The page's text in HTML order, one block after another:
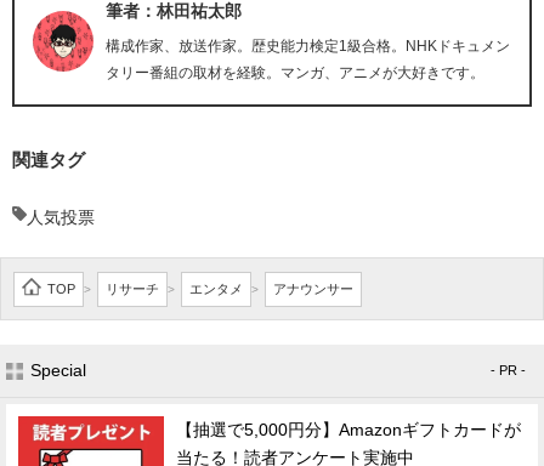
筆者：林田祐太郎
構成作家、放送作家。歴史能力検定1級合格。NHKドキュメン
タリー番組の取材を経験。マンガ、アニメが大好きです。
関連タグ
人気投票
TOP > リサーチ > エンタメ > アナウンサー
Special - PR -
【抽選で5,000円分】Amazonギフトカードが
当たる！読者アンケート実施中